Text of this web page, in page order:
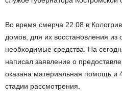
Во время смерча 22.08 в
домов, для их восстановления
необходимые средства. На
написал заявление о
оказана материальная помощь и
стадии рассмотрения.